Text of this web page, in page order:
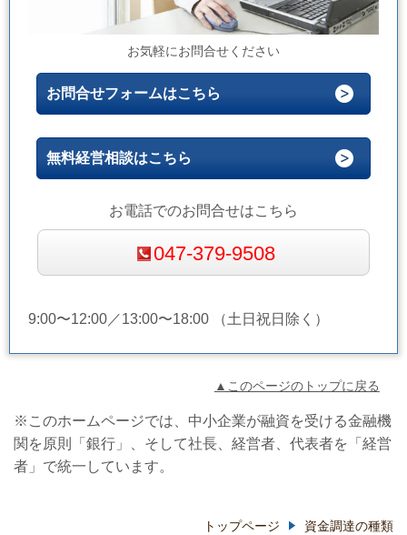
お気軽にお問合せください
お問合せフォームはこちら
無料経営相談はこちら
お電話でのお問合せはこちら
047-379-9508
9:00〜12:00／13:00〜18:00 （土日祝日除く）
▲このページのトップに戻る
※このホームページでは、中小企業が融資を受ける金融機
関を原則「銀行」、そして社長、経営者、代表者を「経営
者」で統一しています。
トップページ 資金調達の種類